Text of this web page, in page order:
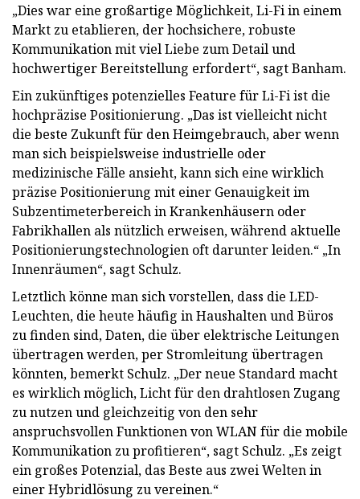
„Dies war eine großartige Möglichkeit, Li-Fi in einem
Markt zu etablieren, der hochsichere, robuste
Kommunikation mit viel Liebe zum Detail und
hochwertiger Bereitstellung erfordert“, sagt Banham.
Ein zukünftiges potenzielles Feature für Li-Fi ist die
hochpräzise Positionierung. „Das ist vielleicht nicht
die beste Zukunft für den Heimgebrauch, aber wenn
man sich beispielsweise industrielle oder
medizinische Fälle ansieht, kann sich eine wirklich
präzise Positionierung mit einer Genauigkeit im
Subzentimeterbereich in Krankenhäusern oder
Fabrikhallen als nützlich erweisen, während aktuelle
Positionierungstechnologien oft darunter leiden.“ „In
Innenräumen“, sagt Schulz.
Letztlich könne man sich vorstellen, dass die LED-
Leuchten, die heute häufig in Haushalten und Büros
zu finden sind, Daten, die über elektrische Leitungen
übertragen werden, per Stromleitung übertragen
könnten, bemerkt Schulz. „Der neue Standard macht
es wirklich möglich, Licht für den drahtlosen Zugang
zu nutzen und gleichzeitig von den sehr
anspruchsvollen Funktionen von WLAN für die mobile
Kommunikation zu profitieren“, sagt Schulz. „Es zeigt
ein großes Potenzial, das Beste aus zwei Welten in
einer Hybridlösung zu vereinen.“